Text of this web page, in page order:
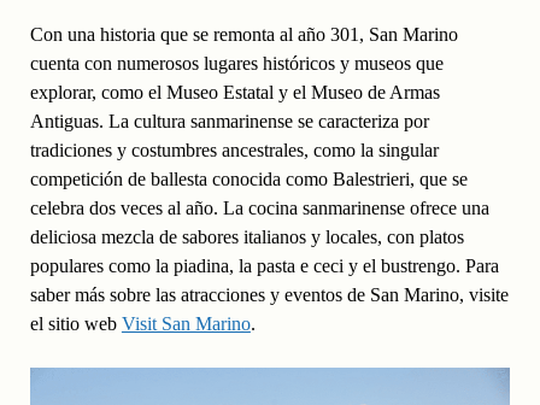
Con una historia que se remonta al año 301, San Marino
cuenta con numerosos lugares históricos y museos que
explorar, como el Museo Estatal y el Museo de Armas
Antiguas. La cultura sanmarinense se caracteriza por
tradiciones y costumbres ancestrales, como la singular
competición de ballesta conocida como Balestrieri, que se
celebra dos veces al año. La cocina sanmarinense ofrece una
deliciosa mezcla de sabores italianos y locales, con platos
populares como la piadina, la pasta e ceci y el bustrengo. Para
saber más sobre las atracciones y eventos de San Marino, visite
el sitio web Visit San Marino.